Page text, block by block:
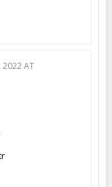
2022 AT